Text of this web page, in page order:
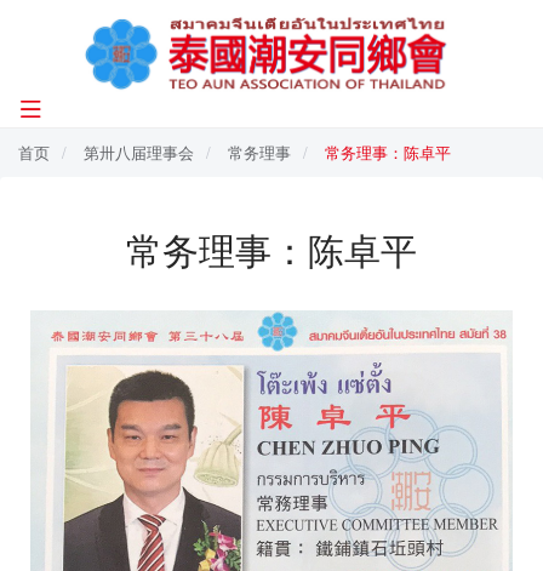
首页 第卅八届理事会 常务理事 常务理事：陈卓平
常务理事：陈卓平